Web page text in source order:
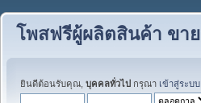
โพสฟรีผู้ผลิตสินค้า ขา
ยินดีต้อนรับคุณ, บุคคลทั่วไป กรุณา เข้าสู่ระบบ